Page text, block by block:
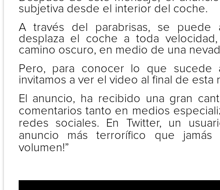
subjetiva desde el interior del coche.
A través del parabrisas, se puede
desplaza el coche a toda
camino oscuro, en medio de una
Pero, para conocer lo que sucede
invitamos a ver el video al final de esta
El anuncio, ha recibido una gran
comentarios tanto en medios
redes sociales. En Twitter, un
anuncio más terrorífico que jamás
volumen!”